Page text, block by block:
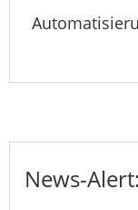
News-